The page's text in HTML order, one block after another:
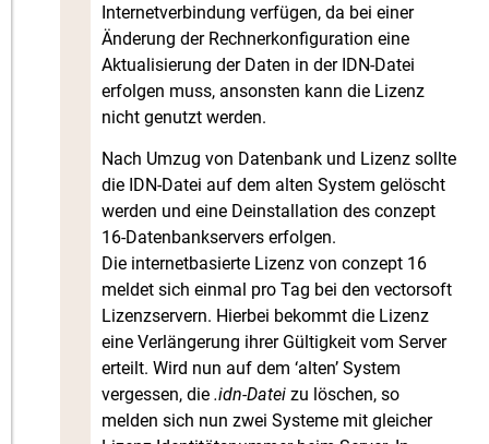
Internetverbindung verfügen, da bei einer
Änderung der Rechnerkonfiguration eine
Aktualisierung der Daten in der IDN-Datei
erfolgen muss, ansonsten kann die Lizenz
nicht genutzt werden.
Nach Umzug von Datenbank und Lizenz sollte
die IDN-Datei auf dem alten System gelöscht
werden und eine Deinstallation des conzept
16-Datenbankservers erfolgen.
Die internetbasierte Lizenz von conzept 16
meldet sich einmal pro Tag bei den vectorsoft
Lizenzservern. Hierbei bekommt die Lizenz
eine Verlängerung ihrer Gültigkeit vom Server
erteilt. Wird nun auf dem ‘alten’ System
vergessen, die.idn-Datei zu löschen, so
melden sich nun zwei Systeme mit gleicher